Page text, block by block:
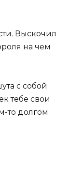
Выскочил
на чем
с собой
тебе свои
то долгом